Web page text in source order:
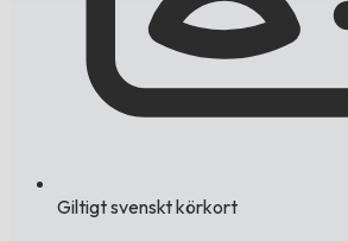
Giltigt svenskt körkort